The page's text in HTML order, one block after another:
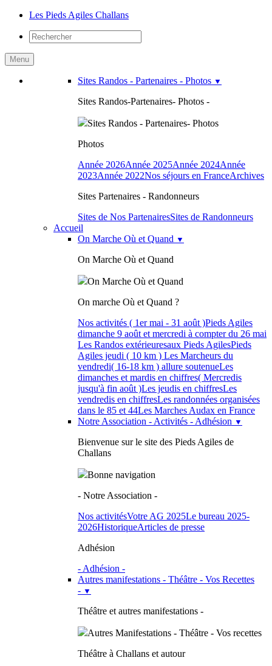
Les Pieds Agiles Challans
Menu
Sites Randos - Partenaires - Photos ▼
Sites Randos-Partenaires- Photos -
Sites Randos - Partenaires- Photos
Photos
Année 2026Année 2025Année 2024Année
2023Année 2022Nos séjours en FranceArchives
Sites Partenaires - Randonneurs
Sites de Nos PartenairesSites de Randonneurs
Accueil
On Marche Où et Quand ▼
On Marche Où et Quand
On Marche Où et Quand
On marche Où et Quand ?
Nos activités ( 1er mai - 31 août )Pieds Agiles
dimanche 9 août et mercredi à compter du 26 mai
Les Randos extérieuresaux Pieds AgilesPieds
Agiles jeudi ( 10 km ) Les Marcheurs du
vendredi( 16-18 km ) allure soutenueLes
dimanches et mardis en chiffres( Mercredis
jusqu'à fin août )Les jeudis en chiffresLes
vendredis en chiffresLes randonnées organisées
dans le 85 et 44Les Marches Audax en France
Notre Association - Activités - Adhésion ▼
Bienvenue sur le site des Pieds Agiles de
Challans
Bonne navigation
- Notre Association -
Nos activitésVotre AG 2025Le bureau 2025-
2026HistoriqueArticles de presse
Adhésion
- Adhésion -
Autres manifestations - Théâtre - Vos Recettes
- ▼
Théâtre et autres manifestations -
Autres Manifestations - Théâtre - Vos recettes
Théâtre à Challans et autour